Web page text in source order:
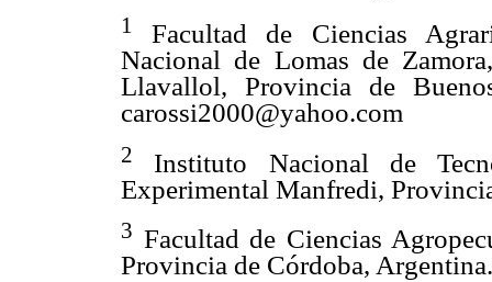
1
Facultad de Ciencias
Nacional de Lomas de
Llavallol, Provincia de
carossi2000@yahoo.com
2
Instituto Nacional de
Experimental Manfredi,
3 Facultad de Ciencias
Provincia de Córdoba, Argentina.